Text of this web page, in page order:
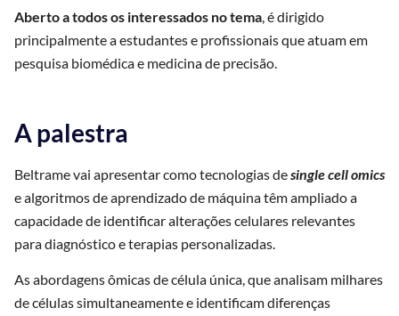
Aberto a todos os interessados no tema, é dirigido
principalmente a estudantes e profissionais que atuam em
pesquisa biomédica e medicina de precisão.
A palestra
Beltrame vai apresentar como tecnologias desingle cell omics
e algoritmos de aprendizado de máquina têm ampliado a
capacidade de identificar alterações celulares relevantes
para diagnóstico e terapias personalizadas.
As abordagens ômicas de célula única, que analisam milhares
de células simultaneamente e identificam diferenças